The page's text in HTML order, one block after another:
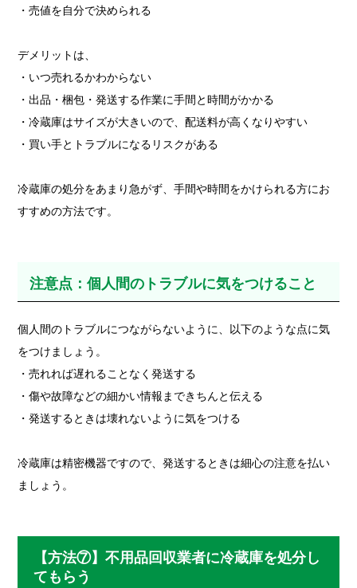
・売値を自分で決められる
デメリットは、
・いつ売れるかわからない
・出品・梱包・発送する作業に手間と時間がかかる
・冷蔵庫はサイズが大きいので、配送料が高くなりやすい
・買い手とトラブルになるリスクがある
冷蔵庫の処分をあまり急がず、手間や時間をかけられる方にお
すすめの方法です。
注意点：個人間のトラブルに気をつけること
個人間のトラブルにつながらないように、以下のような点に気
をつけましょう。
・売れれば遅れることなく発送する
・傷や故障などの細かい情報まできちんと伝える
・発送するときは壊れないように気をつける
冷蔵庫は精密機器ですので、発送するときは細心の注意を払い
ましょう。
【方法⑦】不用品回収業者に冷蔵庫を処分し
てもらう